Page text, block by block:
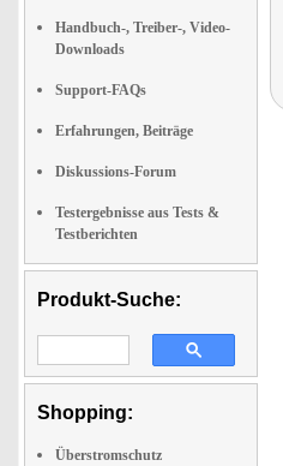
Handbuch-, Treiber-, Video-
Downloads
Support-FAQs
Erfahrungen, Beiträge
Diskussions-Forum
Testergebnisse aus Tests &
Testberichten
Produkt-Suche:
Shopping:
Überstromschutz